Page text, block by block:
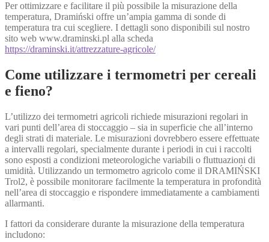
Per ottimizzare e facilitare il più possibile la misurazione della
temperatura, Dramiński offre un’ampia gamma di sonde di
temperatura tra cui scegliere. I dettagli sono disponibili sul nostro
sito web www.draminski.pl alla scheda
https://draminski.it/attrezzature-agricole/
Come utilizzare i termometri per cereali
e fieno?
L’utilizzo dei termometri agricoli richiede misurazioni regolari in
vari punti dell’area di stoccaggio – sia in superficie che all’interno
degli strati di materiale. Le misurazioni dovrebbero essere effettuate
a intervalli regolari, specialmente durante i periodi in cui i raccolti
sono esposti a condizioni meteorologiche variabili o fluttuazioni di
umidità. Utilizzando un termometro agricolo come il DRAMIŃSKI
Trol2, è possibile monitorare facilmente la temperatura in profondità
nell’area di stoccaggio e rispondere immediatamente a cambiamenti
allarmanti.
I fattori da considerare durante la misurazione della temperatura
includono: